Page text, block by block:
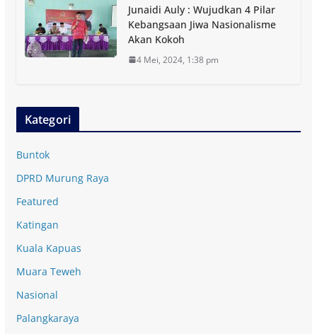
Junaidi Auly : Wujudkan 4 Pilar
Kebangsaan Jiwa Nasionalisme
Akan Kokoh
4 Mei, 2024, 1:38 pm
Kategori
Buntok
DPRD Murung Raya
Featured
Katingan
Kuala Kapuas
Muara Teweh
Nasional
Palangkaraya